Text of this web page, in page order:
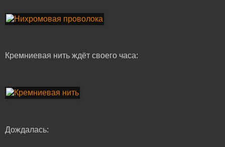
Кремниевая нить ждёт своего часа:
Дождалась: